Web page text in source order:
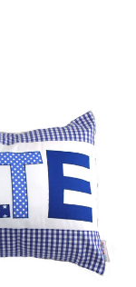
Wunschliste